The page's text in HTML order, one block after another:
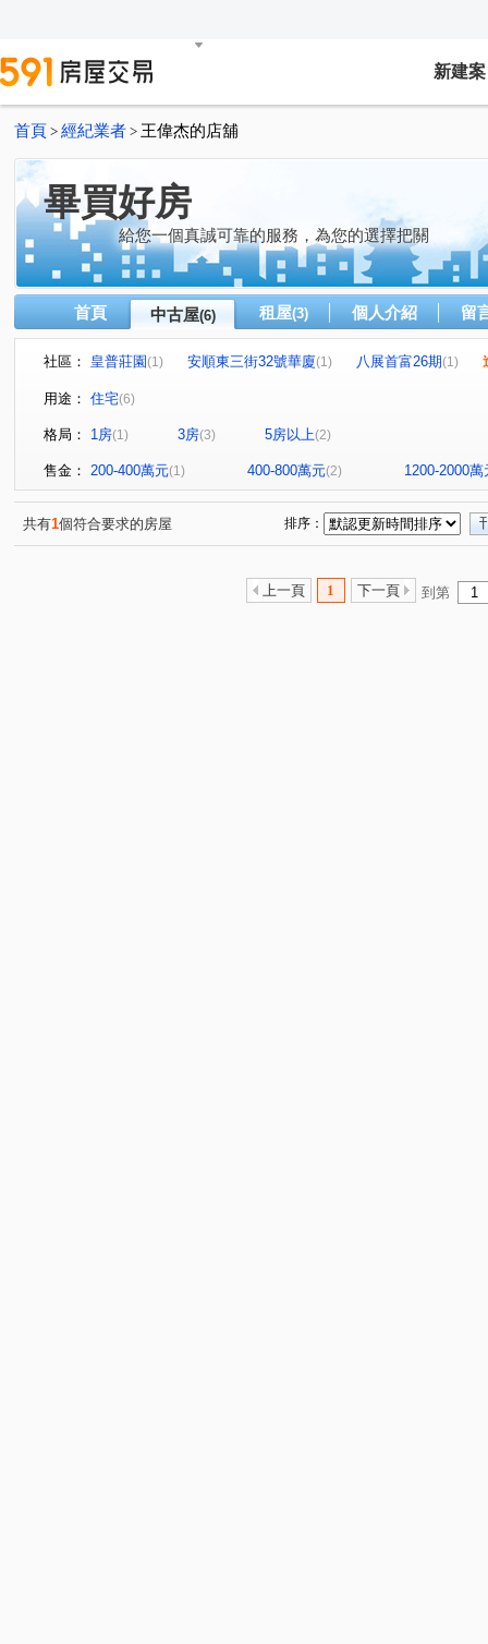
新建案
首頁 > 經紀業者 > 王偉杰的店舖
畢買好房
給您一個真誠可靠的服務，為您的選擇把關
首頁 中古屋(6) 租屋(3) 個人介紹 留
社區： 皇普莊園(1) 安順東三街32號華廈(1) 八展首富26期(1)
安順東三街
用途： 住宅(6)
格局： 1房(1) 3房(3) 5房以上(2)
售金： 200-400萬元(1) 400-800萬元(2) 1200-2000萬
共有1個符合要求的房屋 排序：
上一頁 1 下一頁 到第